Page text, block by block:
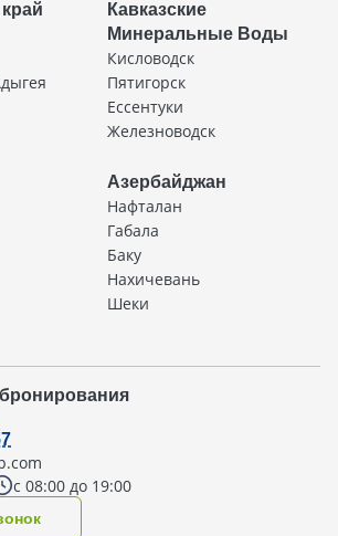
Кавказские
Минеральные Воды
Кисловодск
Пятигорск
Ессентуки
Железноводск
Азербайджан
Нафталан
Габала
Баку
Нахичевань
Шеки
с 08:00 до 19:00